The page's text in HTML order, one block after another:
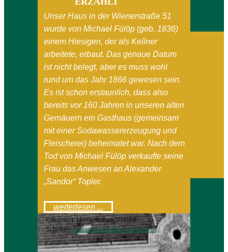
Unser Haus in der Wienerstraße 51
wurde von Michael Fülöp (geb. 1836)
einem Hiesigen, der als Kellner
arbeitete, erbaut. Das genaue Datum
ist nicht belegt, aber es muss wohl
rund um das Jahr 1866 gewesen sein.
Es ist schon erstaunlich, dass also
bereits vor 160 Jahren in unseren alten
Gemäuern ein Gasthaus (gemeinsam
mit einer Sodawassererzeugung und
Fleischerei) beheimatet war. Nach dem
Tod von Michael Fülöp verkaufte seine
Frau das Anwesen an Alexander
„Sandor“ Topler.
weiterlesen ...
Fotocredit: Momentothek/Tillfried
Schober/www.momentothek-oberwart.at